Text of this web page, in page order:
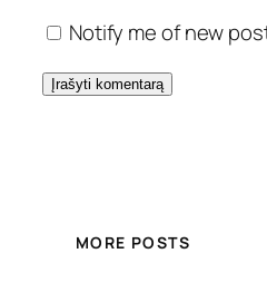
Notify me of new
MORE POSTS